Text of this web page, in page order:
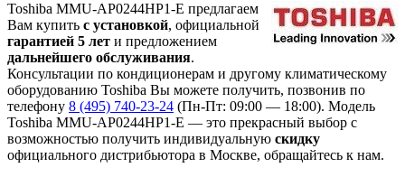
Toshiba MMU-AP0244HP1-E предлагаем
Вам купить с установкой, официальной
гарантией 5 лет и предложением
дальнейшего обслуживания.
Консультации по кондиционерам и другому климатическому
оборудованию Toshiba Вы можете получить, позвонив по
телефону 8 (495) 740-23-24 (Пн-Пт: 09:00 — 18:00). Модель
Toshiba MMU-AP0244HP1-E — это прекрасный выбор с
возможностью получить индивидуальную скидку
официального дистрибьютора в Москве, обращайтесь к нам.